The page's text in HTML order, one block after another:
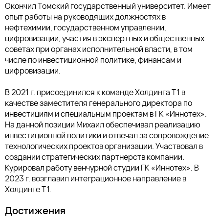
Окончил Томский государственный университет. Имеет
опыт работы на руководящих должностях в
нефтехимии, государственном управлении,
цифровизации, участия в экспертных и общественных
советах при органах исполнительной власти, в том
числе по инвестиционной политике, финансам и
цифровизации.
В 2021 г. присоединился к команде Холдинга Т1 в
качестве заместителя генерального директора по
инвестициям и специальным проектам в ГК «Иннотех».
На данной позиции Михаил обеспечивал реализацию
инвестиционной политики и отвечал за сопровождение
технологических проектов организации. Участвовал в
создании стратегических партнерств компании.
Курировал работу венчурной студии ГК «Иннотех». В
2023 г. возглавил интеграционное направление в
Холдинге Т1.
Достижения